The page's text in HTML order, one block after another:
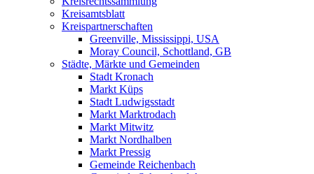
Kreisamtsblatt
Kreispartnerschaften
Greenville, Mississippi, USA
Moray Council, Schottland, GB
Städte, Märkte und Gemeinden
Stadt Kronach
Markt Küps
Stadt Ludwigsstadt
Markt Marktrodach
Markt Mitwitz
Markt Nordhalben
Markt Pressig
Gemeinde Reichenbach